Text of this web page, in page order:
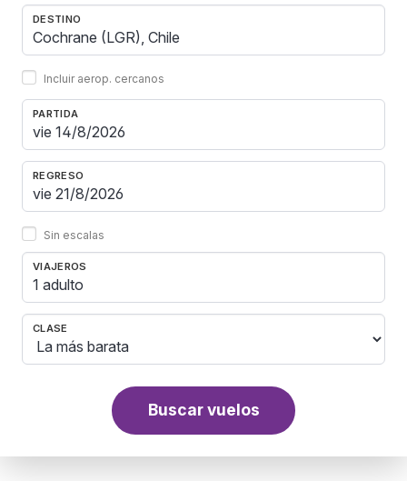
DESTINO
Incluir aerop. cercanos
PARTIDA
REGRESO
Sin escalas
VIAJEROS
1 adulto
CLASE
Buscar vuelos